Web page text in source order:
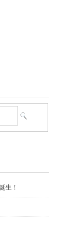
生！